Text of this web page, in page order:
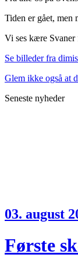
Tiden er gået,
Vi ses kære Svaner
Se billeder fra
Glem ikke også at
Seneste nyheder
03. august
Første